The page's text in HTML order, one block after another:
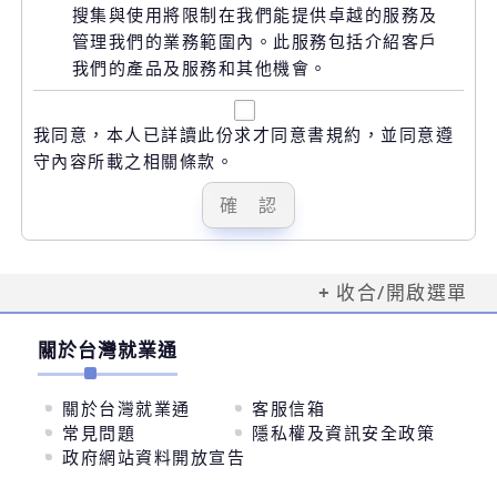
搜集與使用將限制在我們能提供卓越的服務及
管理我們的業務範圍內。此服務包括介紹客戶
我們的產品及服務和其他機會。
我同意，本人已詳讀此份求才同意書規約，並同意遵
守內容所載之相關條款。
收合/開啟選單
關於台灣就業通
關於台灣就業通
客服信箱
常見問題
隱私權及資訊安全政策
政府網站資料開放宣告